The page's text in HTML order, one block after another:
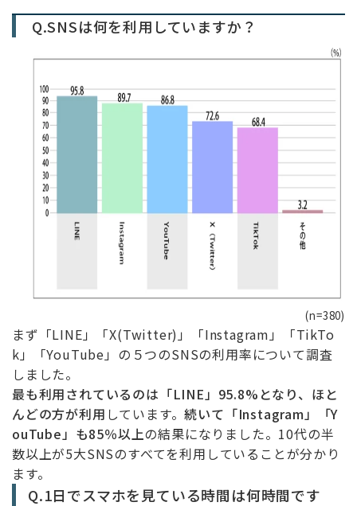
Q.SNSは何を利用していますか？
(n=380)
まず「LINE」「X(Twitter)」「Instagram」「TikTo
k」「YouTube」の５つのSNSの利用率について調査
しました。
最も利用されているのは「LINE」95.8%となり、ほと
んどの方が利用 しています。続いて「Instagram」「Y
ouTube」も85％以上の結果になりました。10代の半
数以上が5大SNSのすべてを利用していることが分かり
ます。
Q.1日でスマホを見ている時間は何時間です